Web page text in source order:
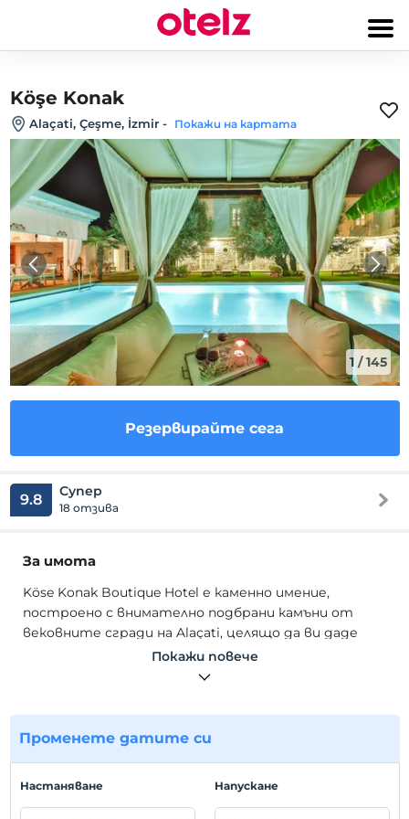
Köşe Konak
Alaçati, Çeşme, İzmir - Покажи на картата
1 /145
Резервирайте сега
9.8 Супер
18 отзива
За имота
Köse Konak Boutique Hotel е каменно имение,
построено с внимателно подбрани камъни от
вековните сгради на Alaçati, целящо да ви даде
специални моменти с уникалния си дизайн на
двора. Докато вековните маслинови дървета в
пространството, внимателно проектираната
плувна атмосфера на Locali около банановите и
предлага много специално пространствено
изживяване .
Покажи повече
Променете датите си
Hастаняване Hапускане